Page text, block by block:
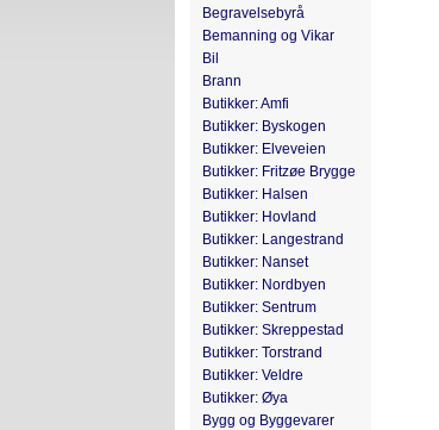
Begravelsebyrå
Bemanning og Vikar
Bil
Brann
Butikker: Amfi
Butikker: Byskogen
Butikker: Elveveien
Butikker: Fritzøe Brygge
Butikker: Halsen
Butikker: Hovland
Butikker: Langestrand
Butikker: Nanset
Butikker: Nordbyen
Butikker: Sentrum
Butikker: Skreppestad
Butikker: Torstrand
Butikker: Veldre
Butikker: Øya
Bygg og Byggevarer